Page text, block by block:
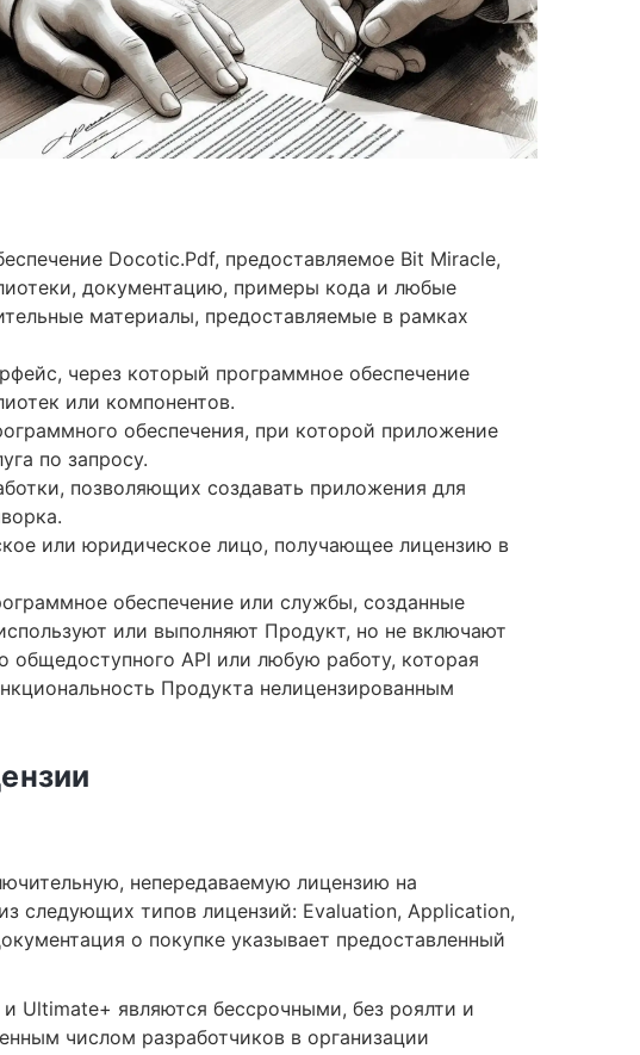
Docotic.Pdf, предоставляемое Bit Miracle,
документацию, примеры кода и любые
материалы, предоставляемые в рамках
через который программное обеспечение
или компонентов.
обеспечения, при которой приложение
по запросу.
позволяющих создавать приложения для
или юридическое лицо, получающее лицензию в
обеспечение или службы, созданные
или выполняют Продукт, но не включают
общедоступного API или любую работу, которая
Продукта нелицензированным
непередаваемую лицензию на
следующих типов лицензий: Evaluation, Application,
о покупке указывает предоставленный
Ultimate+ являются бессрочными, без роялти и
числом разработчиков в организации